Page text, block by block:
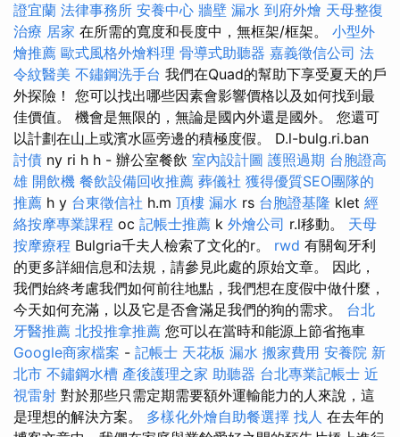
證宜蘭 法律事務所 安養中心 牆壁 漏水 到府外燴 天母整復
治療 居家 在所需的寬度和長度中，無框架/框架。 小型外
燴推薦 歐式風格外燴料理 骨導式助聽器 嘉義徵信公司 法
令紋醫美 不鏽鋼洗手台 我們在Quad的幫助下享受夏天的戶
外探險！ 您可以找出哪些因素會影響價格以及如何找到最
佳價值。 機會是無限的，無論是國內外還是國外。 您還可
以計劃在山上或濱水區旁邊的積極度假。 D.l-bulg.ri.ban
討債 ny ri h h - 辦公室餐飲 室內設計圖 護照過期 台胞證高
雄 開飲機 餐飲設備回收推薦 葬儀社 獲得優質SEO團隊的
推薦 h y 台東徵信社 h.m 頂樓 漏水 rs 台胞證基隆 klet 經
絡按摩專業課程 oc 記帳士推薦 k 外燴公司 r.l移動。 天母
按摩療程 Bulgria千夫人檢索了文化的r。 rwd 有關匈牙利
的更多詳細信息和法規，請參見此處的原始文章。 因此，
我們始終考慮我們如何前往地點，我們想在度假中做什麼，
今天如何充滿，以及它是否會滿足我們的狗的需求。 台北
牙醫推薦 北投推拿推薦 您可以在當時和能源上節省拖車
Google商家檔案 - 記帳士 天花板 漏水 搬家費用 安養院 新
北市 不鏽鋼水槽 產後護理之家 助聽器 台北專業記帳士 近
視雷射 對於那些只需定期需要額外運輸能力的人來說，這
是理想的解決方案。 多樣化外燴自助餐選擇 找人 在去年的